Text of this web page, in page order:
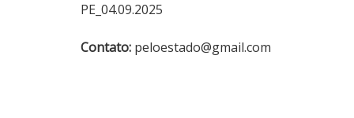
PE_04.09.2025
Contato: peloestado@gmail.com